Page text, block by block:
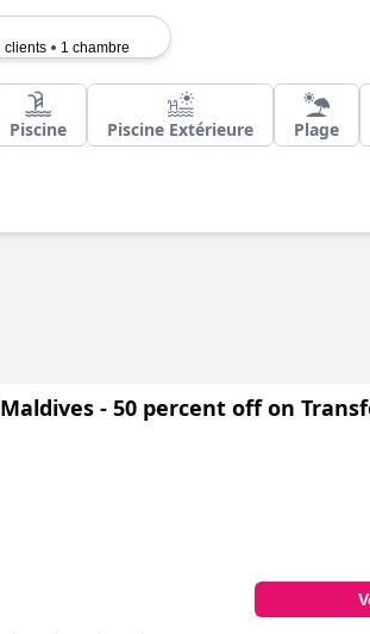
clients 1 chambre
Piscine Piscine Extérieure Plage
- 50 percent off on